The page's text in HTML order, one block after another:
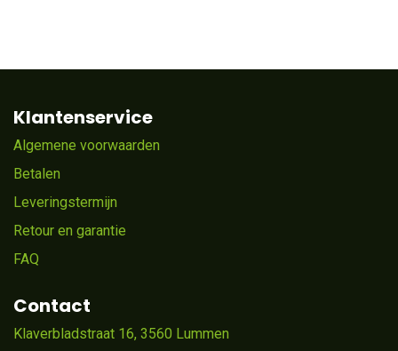
Klantenservice
Algemene voorwaarden
Betalen
Leveringstermijn
Retour en garantie
FAQ
Contact
Klaverbladstraat 16, 3560 Lummen